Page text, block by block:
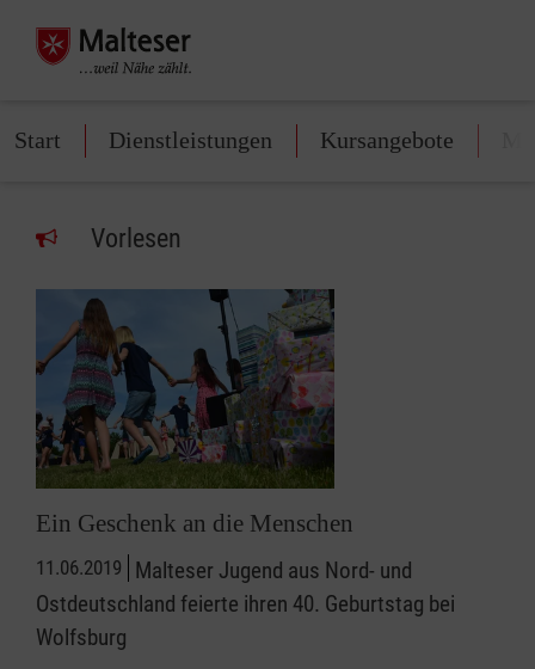
Start Dienstleistungen Kursangebote
Vorlesen
Ein Geschenk an die Menschen
11.06.2019
Malteser Jugend aus Nord- und
Ostdeutschland feierte ihren 40. Geburtstag bei
Wolfsburg